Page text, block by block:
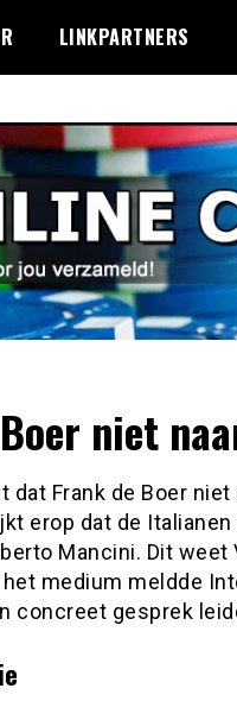
LINKPARTNERS
niet
dat Frank de Boer
erop dat de
Mancini. Dit
medium meldde
concreet gesprek